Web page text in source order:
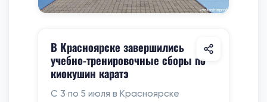
В Красноярске завершились
учебно-тренировочные сборы по
киокушин каратэ
С 3 по 5 июля в Красноярске